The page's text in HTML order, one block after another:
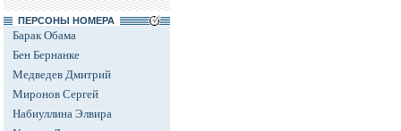
ПЕРСОНЫ НОМЕРА
Барак Обама
Бен Бернанке
Медведев Дмитрий
Миронов Сергей
Набиуллина Элвира